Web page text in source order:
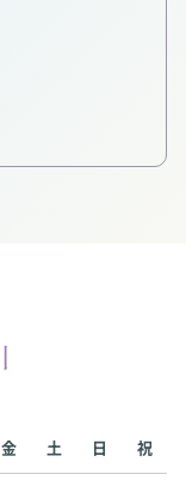
金 土 日 祝